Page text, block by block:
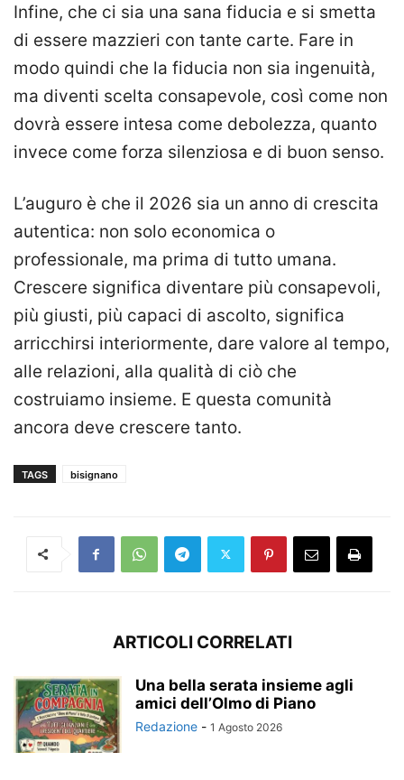
Infine, che ci sia una sana fiducia e si smetta
di essere mazzieri con tante carte. Fare in
modo quindi che la fiducia non sia ingenuità,
ma diventi scelta consapevole, così come non
dovrà essere intesa come debolezza, quanto
invece come forza silenziosa e di buon senso.
L’auguro è che il 2026 sia un anno di crescita
autentica: non solo economica o
professionale, ma prima di tutto umana.
Crescere significa diventare più consapevoli,
più giusti, più capaci di ascolto, significa
arricchirsi interiormente, dare valore al tempo,
alle relazioni, alla qualità di ciò che
costruiamo insieme. E questa comunità
ancora deve crescere tanto.
TAGS bisignano
ARTICOLI CORRELATI
Una bella serata insieme agli
amici dell’Olmo di Piano
Redazione - 1 Agosto 2026